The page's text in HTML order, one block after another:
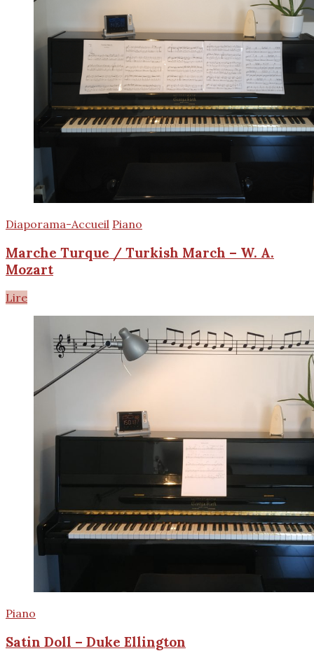
Diaporama-Accueil Piano
Marche Turque / Turkish March – W. A.
Mozart
Lire
Piano
Satin Doll – Duke Ellington